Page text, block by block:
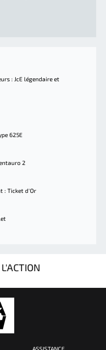
: JcE légendaire et
625E
2
: Ticket d'Or
ASSISTANCE